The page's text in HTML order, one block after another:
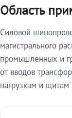
Область
Силовой
магистрального
промышленных и
от вводов
нагрузкам и щитам